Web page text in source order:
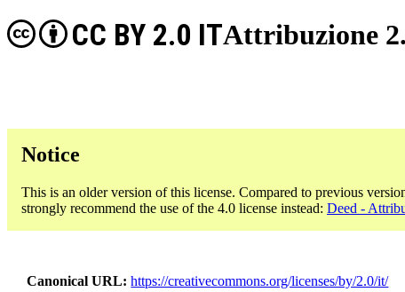
Attribuzione
CC BY 2.0 IT
Notice
This is an older version of this license. Compared to previous
strongly recommend the use of the 4.0 license instead: Deed -
Canonical URL https://creativecommons.org/licenses/by/2.0/it/